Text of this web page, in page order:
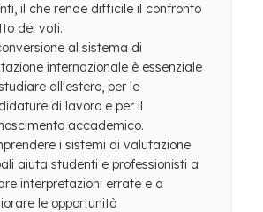
il che rende difficile il confronto
dei voti.
al sistema di
internazionale è essenziale
all'estero, per le
di lavoro e per il
accademico.
i sistemi di valutazione
aiuta studenti e professionisti a
interpretazioni errate e a
le opportunità